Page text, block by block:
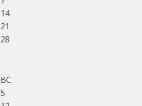
14
21
28
ВС
5